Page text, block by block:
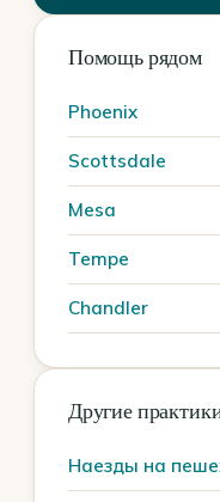
Помощь рядом
Phoenix
Scottsdale
Mesa
Tempe
Chandler
Другие
Наезды на